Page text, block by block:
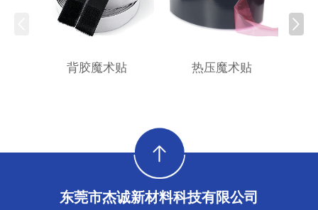
背胶魔术贴 热压魔术贴
东莞市杰诚新材料科技有限公司